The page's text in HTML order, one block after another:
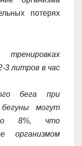
потерях
тренировках
3 литров в час
бега при
могут
8%, что
организмом